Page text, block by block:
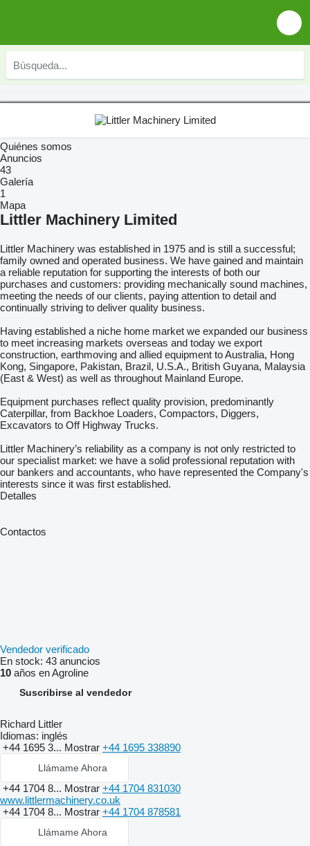
Quiénes somos
Anuncios
43
Galería
1
Mapa
Littler Machinery Limited
Littler Machinery was established in 1975 and is still a successful;
family owned and operated business. We have gained and maintain
a reliable reputation for supporting the interests of both our
purchases and customers: providing mechanically sound machines,
meeting the needs of our clients, paying attention to detail and
continually striving to deliver quality business.
Having established a niche home market we expanded our business
to meet increasing markets overseas and today we export
construction, earthmoving and allied equipment to Australia, Hong
Kong, Singapore, Pakistan, Brazil, U.S.A., British Guyana, Malaysia
(East & West) as well as throughout Mainland Europe.
Equipment purchases reflect quality provision, predominantly
Caterpillar, from Backhoe Loaders, Compactors, Diggers,
Excavators to Off Highway Trucks.
Littler Machinery’s reliability as a company is not only restricted to
our specialist market: we have a solid professional reputation with
our bankers and accountants, who have represented the Company's
interests since it was first established.
Detalles
Contactos
Vendedor verificado
En stock: 43 anuncios
10 años en Agroline
Suscribirse al vendedor
Richard Littler
Idiomas: inglés
+44 1695 3... Mostrar +44 1695 338890
Llámame Ahora
+44 1704 8... Mostrar +44 1704 831030
www.littlermachinery.co.uk
+44 1704 8... Mostrar +44 1704 878581
Llámame Ahora